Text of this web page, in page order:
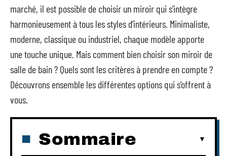
marché, il est possible de choisir un miroir qui s’intègre
harmonieusement à tous les styles d’intérieurs. Minimaliste,
moderne, classique ou industriel, chaque modèle apporte
une touche unique. Mais comment bien choisir son miroir de
salle de bain ? Quels sont les critères à prendre en compte ?
Découvrons ensemble les différentes options qui s’offrent à
vous.
Sommaire